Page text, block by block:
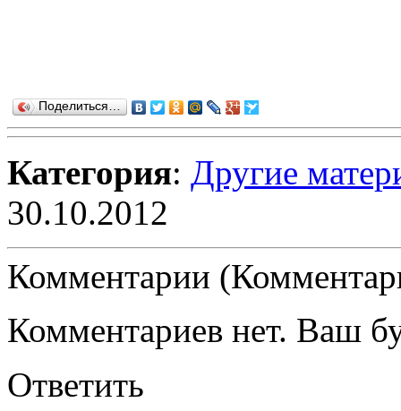
Поделиться…
Категория: Другие
30.10.2012
Комментарии
Комментариев нет. Ваш
Ответить